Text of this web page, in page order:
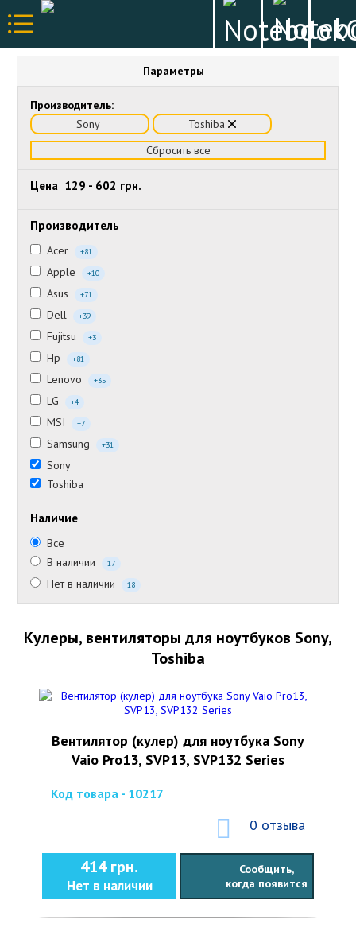
Параметры
Производитель:
Sony
Toshiba
Сбросить все
Цена 129 - 602 грн.
Производитель
Acer +81
Apple +10
Asus +71
Dell +39
Fujitsu +3
Hp +81
Lenovo +35
LG +4
MSI +7
Samsung +31
Sony
Toshiba
Наличие
Все
В наличии
17
Нет в наличии 18
Кулеры, вентиляторы для ноутбуков Sony,
Toshiba
Вентилятор (кулер) для ноутбука Sony
Vaio Pro13, SVP13, SVP132 Series
Код товара - 10217
0 отзыва
414 грн.
Нет в наличии
Сообщить,
когда появится